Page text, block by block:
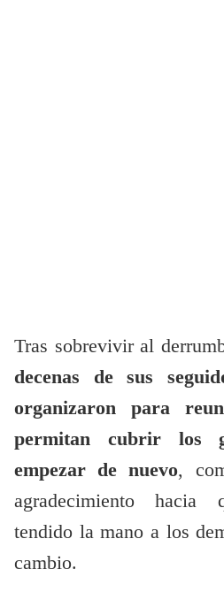
Tras sobrevivir al
decenas de sus
organizaron para
permitan cubrir los
empezar de nuevo,
agradecimiento hacia
tendido la mano a los
cambio.